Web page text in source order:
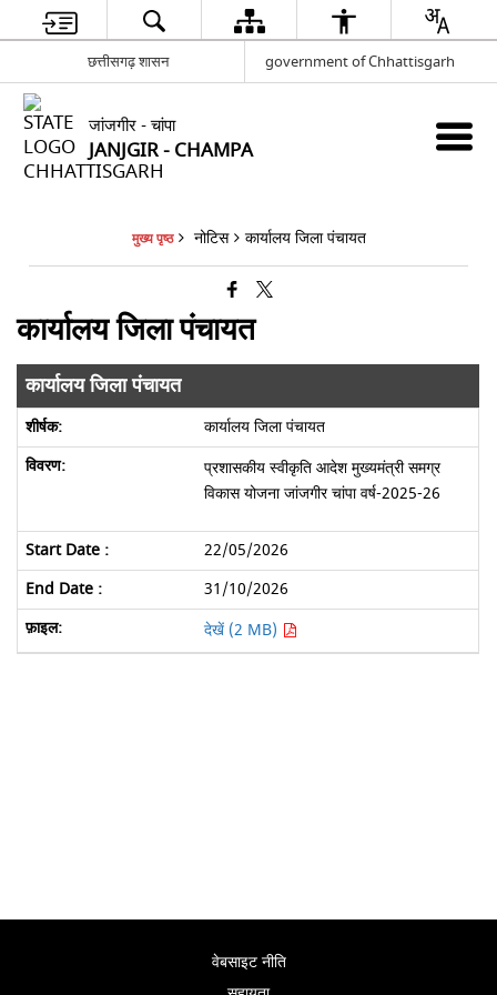
छत्तीसगढ़ शासन government of Chhattisgarh
जांजगीर - चांपा
JANJGIR - CHAMPA
मुख्य पृष्ठ नोटिस कार्यालय जिला पंचायत
कार्यालय जिला पंचायत
कार्यालय जिला पंचायत
कार्यालय जिला पंचायत
प्रशासकीय स्वीकृति आदेश मुख्यमंत्री समग्र
विकास योजना जांजगीर चांपा वर्ष-2025-26
22/05/2026
31/10/2026
देखें (2 MB)
वेबसाइट नीति